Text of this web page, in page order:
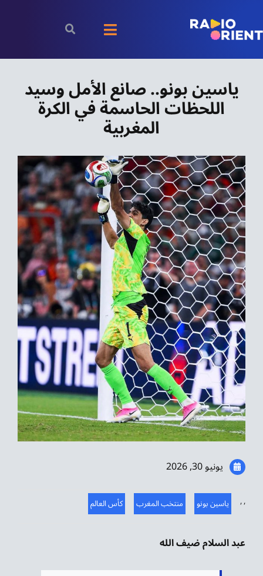
content
Toggle
Navigation
بودكاست
رياضة
اقتصاد
مقالات
موسيقى الشرق
من نحن
تواصل معنا
ياسين بونو.. صانع الأمل وسيد
اللحظات الحاسمة في الكرة
المغربية
يونيو 30, 2026
كأس العالم , منتخب المغرب , ياسين بونو
عبد السلام ضيف الله